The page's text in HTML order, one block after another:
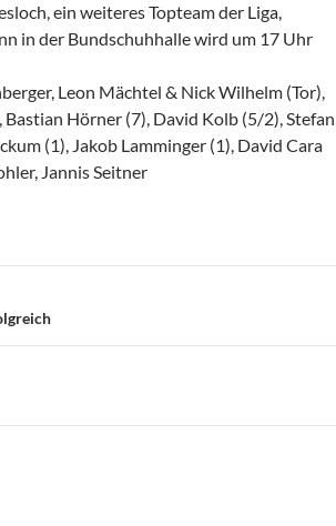
ein weiteres Topteam der Liga,
in der Bundschuhhalle wird um 17 Uhr
Leon Mächtel & Nick Wilhelm (Tor),
Hörner (7), David Kolb (5/2), Stefan
(1), Jakob Lamminger (1), David Cara
Jannis Seitner